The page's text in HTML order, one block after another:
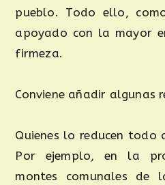
pueblo. Todo ello,
apoyado con la mayor
firmeza.
Conviene añadir algunas
Quienes lo reducen todo
Por ejemplo, en la
montes comunales de